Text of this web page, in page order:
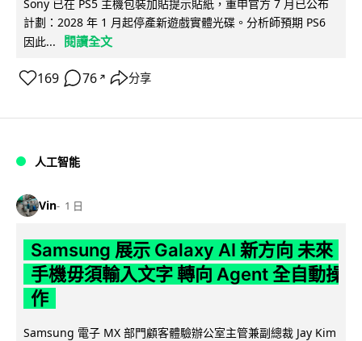
Sony 已在 PS5 主機包裝加貼提示貼紙，重申官方 7 月已公布
計劃：2028 年 1 月起停產新遊戲實體光碟。分析師預期 PS6
因此...
閱讀全文
169 76 ↗ 分享
人工智能
Vin 1 日
Samsung 展示 Galaxy AI 新方向 未來
手機毋須輸入文字 轉向 Agent 全自動操
作
Samsung 電子 MX 部門顧客體驗辦公室主管兼副總裁 Jay Kim